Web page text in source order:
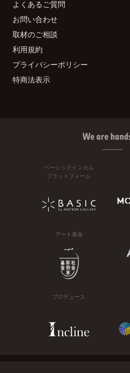
よくあるご質問
お問い合わせ
取材のご相談
利用規約
プライバシーポリシー
特商法表示
We are
ベーシックインカム
プラットフォーム
アート基金
プロデュース